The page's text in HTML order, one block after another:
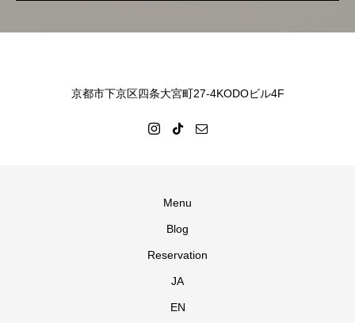
京都市下京区四条大宮町27-4KODOビル4F
Menu
Blog
Reservation
JA
EN